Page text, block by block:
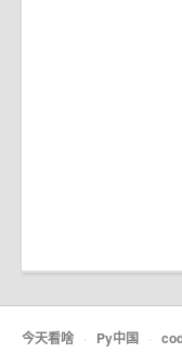
今天看啥 · Py中国 ·